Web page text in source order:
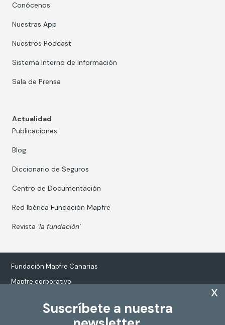
Suscríbete a nuestra
x
Conócenos
Nuestras App
Nuestros Podcast
Sistema Interno de Información
Sala de Prensa
Actualidad
Publicaciones
Blog
Diccionario de Seguros
Centro de Documentación
Red Ibérica Fundación Mapfre
Revista ‘la fundación’
Fundación Mapfre Canarias
Mapfre corporativo